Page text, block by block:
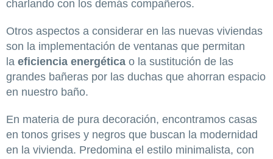
charlando con los demás compañeros.
Otros aspectos a considerar en las nuevas viviendas
son la implementación de ventanas que permitan
la eficiencia energética o la sustitución de las
grandes bañeras por las duchas que ahorran espacio
en nuestro baño.
En materia de pura decoración, encontramos casas
en tonos grises y negros que buscan la modernidad
en la vivienda. Predomina el estilo minimalista, con